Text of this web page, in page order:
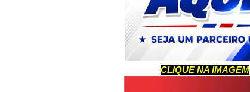
CLIQUE NA IMAGEM